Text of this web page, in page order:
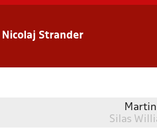
Nicolaj Strander
Silas